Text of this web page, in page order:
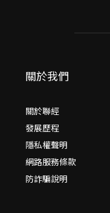
關於我們
關於聯經
發展歷程
隱私權聲明
網路服務條款
防詐騙說明